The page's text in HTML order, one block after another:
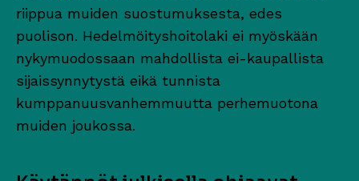
riippua muiden suostumuksesta, edes
puolison. Hedelmöityshoitolaki ei myöskään
nykymuodossaan mahdollista ei-kaupallista
sijaissynnytystä eikä tunnista
kumppanuusvanhemmuutta perhemuotona
muiden joukossa.